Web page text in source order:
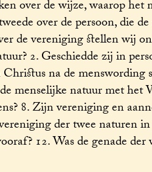
over de wijze, waarop
over de persoon, die
de vereniging stellen wij
2. Geschiedde zij in
na de
menselijke natuur met
8. Zijn vereniging en
der twee naturen
12. Was de genade